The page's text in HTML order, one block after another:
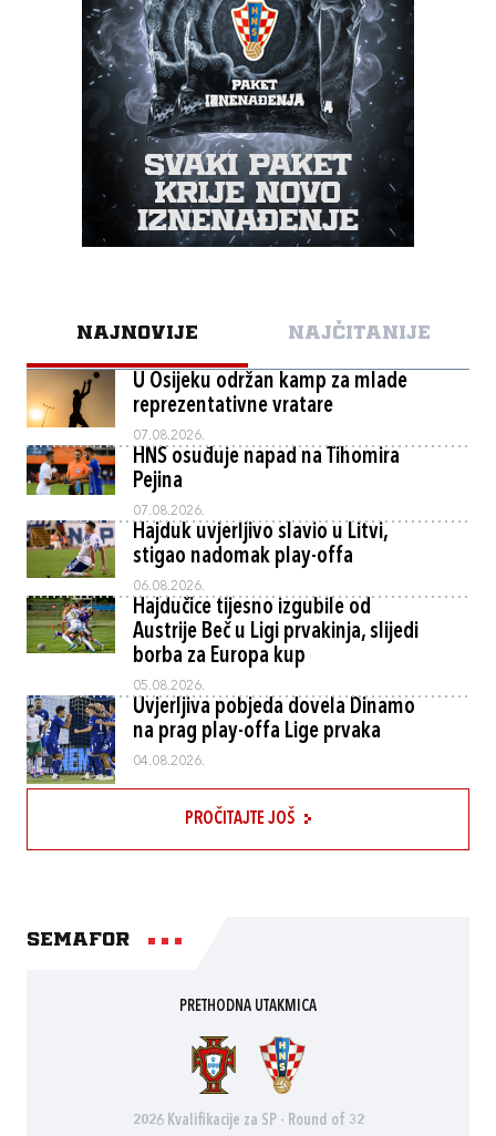
NAJNOVIJE NAJČITANIJE
U Osijeku održan kamp za mlade
reprezentativne vratare
07.08.2026.
HNS osuđuje napad na Tihomira
Pejina
07.08.2026.
Hajduk uvjerljivo slavio u Litvi,
stigao nadomak play-offa
06.08.2026.
Hajdučice tijesno izgubile od
Austrije Beč u Ligi prvakinja, slijedi
borba za Europa kup
05.08.2026.
Uvjerljiva pobjeda dovela Dinamo
na prag play-offa Lige prvaka
04.08.2026.
PROČITAJTE JOŠ
Semafor
PRETHODNA UTAKMICA
2026 Kvalifikacije za SP - Round of 32